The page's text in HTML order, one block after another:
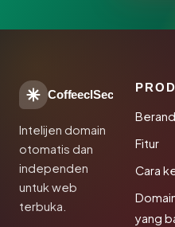
CoffeeclSec
Intelijen domain
otomatis dan
independen
untuk web
terbuka.
Fitur
Cara
yang